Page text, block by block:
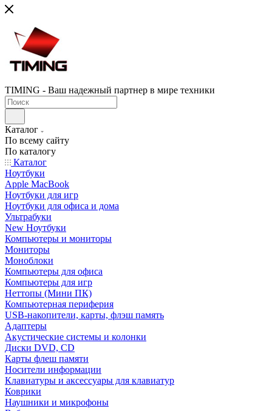
TIMING - Ваш надежный партнер в мире техники
Каталог
По всему сайту
По каталогу
Каталог
Ноутбуки
Apple MacBook
Ноутбуки для игр
Ноутбуки для офиса и дома
Ультрабуки
New Ноутбуки
Компьютеры и мониторы
Мониторы
Моноблоки
Компьютеры для офиса
Компьютеры для игр
Неттопы (Мини ПК)
Компьютерная периферия
USB-накопители, карты, флэш память
Адаптеры
Акустические системы и колонки
Диски DVD, CD
Карты флеш памяти
Носители информации
Клавиатуры и аксессуары для клавиатур
Коврики
Наушники и микрофоны